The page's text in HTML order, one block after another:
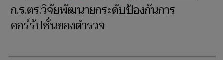
ก.ร.ตร.วิจัยพัฒนายกระดับป้องกันการ
คอร์รัปชั่นของตำรวจ